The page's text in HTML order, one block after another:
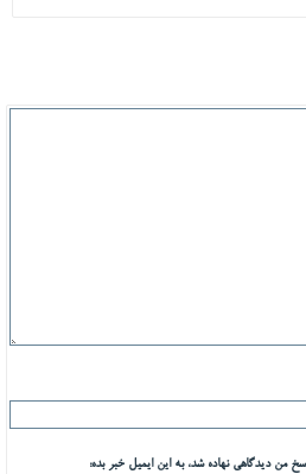
من دیدگاهی نهاده شد، به این ایمیل خبر بده: